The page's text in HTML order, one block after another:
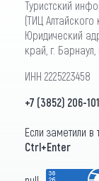
Туристский
(ТИЦ Алтайского
Юридический
край, г.
ИНН
+7 (3852) 206-101
Если заметили
Ctrl+Enter